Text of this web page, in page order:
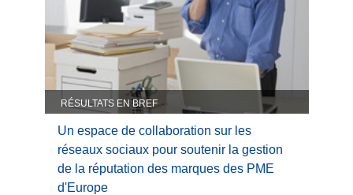
RÉSULTATS EN BREF
Un espace de collaboration sur les
réseaux sociaux pour soutenir la gestion
de la réputation des marques des PME
d'Europe